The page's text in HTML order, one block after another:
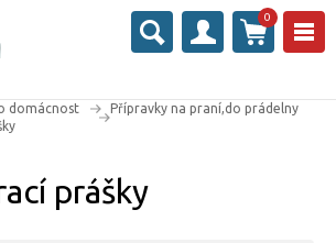
0
domácnost
Přípravky na praní,do prádelny
prášky